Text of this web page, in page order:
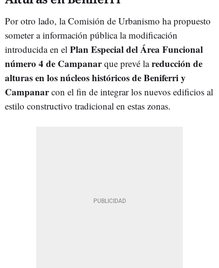
Por otro lado, la Comisión de Urbanismo ha propuesto
someter a información pública la modificación
introducida en el Plan Especial del Área Funcional
número 4 de Campanarque prevé lareducción de
alturas en los núcleos históricos de Beniferri y
Campanarcon el fin de integrar los nuevos edificios al
estilo constructivo tradicional en estas zonas.